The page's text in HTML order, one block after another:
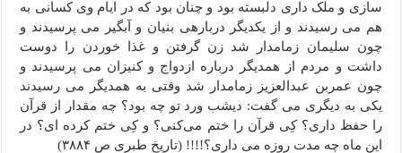
سازی و ملک داری دلبسته بود و چنان بود که در ایام وی کسانی به
هم می رسیدند و از یکدیگر درباره­ی بنیان و آبگیر می پرسیدند و
چون سلیمان زمامدار شد زن گرفتن و غذا خوردن را دوست
داشت و مردم از همدیگر درباره ازدواج و کنیزان می پرسیدند و
چون عمربن عبدالعزیز زمامدار شد وقتی به همدیگر می رسیدند
یکی به دیگری می گفت: دیشب ورد تو چه بود؟ چه مقدار از قرآن
را حفظ داری؟ کِی قرآن را ختم می‌کنی؟ و کِی ختم کرده ای؟ در
این ماه چه مدت روزه می داری؟!!!! (تاریخ طبری ص ۳۸۸۴)